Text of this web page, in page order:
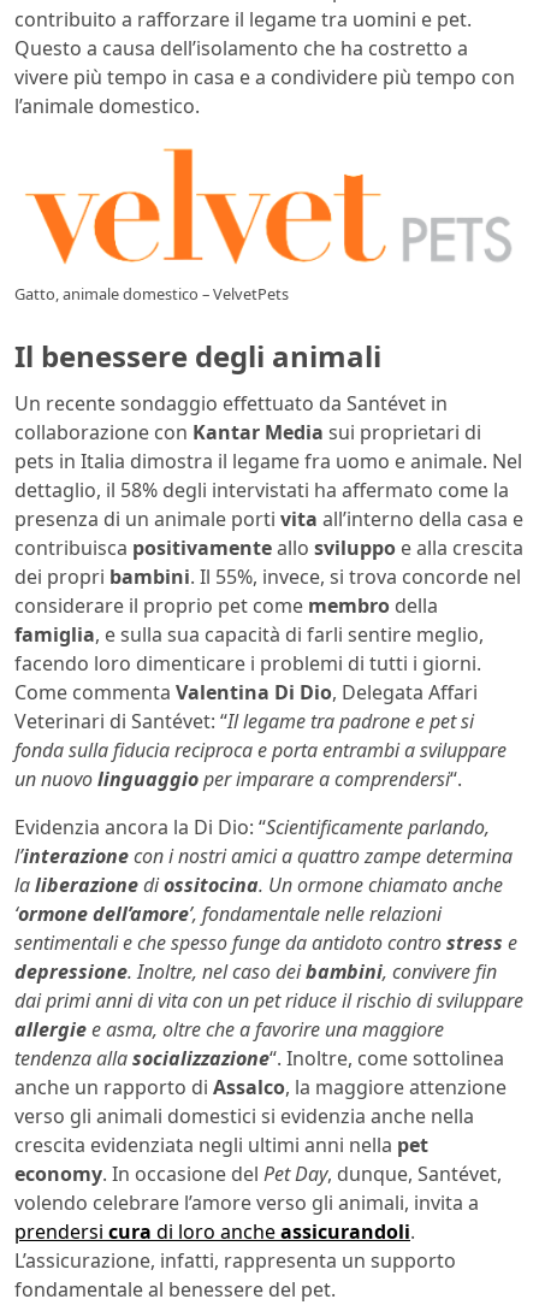
contribuito a rafforzare il legame tra uomini e pet.
Questo a causa dell’isolamento che ha costretto a
vivere più tempo in casa e a condividere più tempo con
l’animale domestico.
Gatto, animale domestico – VelvetPets
Il benessere degli animali
Un recente sondaggio effettuato da Santévet in
collaborazione con Kantar Media sui proprietari di
pets in Italia dimostra il legame fra uomo e animale. Nel
dettaglio, il 58% degli intervistati ha affermato come la
presenza di un animale porti vita all’interno della casa e
contribuisca positivamenteallo sviluppo e alla crescita
dei propri bambini. Il 55%, invece, si trova concorde nel
considerare il proprio pet come membro della
famiglia, e sulla sua capacità di farli sentire meglio,
facendo loro dimenticare i problemi di tutti i giorni.
Come commenta Valentina Di Dio, Delegata Affari
Veterinari di Santévet: “Il legame tra padrone e pet si
fonda sulla fiducia reciproca e porta entrambi a sviluppare
un nuovolinguaggioper imparare a comprendersi“.
Evidenzia ancora la Di Dio: “Scientificamente parlando,
l’interazionecon i nostri amici a quattro zampe determina
laliberazionediossitocina. Un ormone chiamato anche
‘ormone dell’amore’, fondamentale nelle relazioni
sentimentali e che spesso funge da antidoto controstress e
depressione. Inoltre, nel caso deibambini, convivere fin
dai primi anni di vita con un pet riduce il rischio di sviluppare
allergiee asma, oltre che a favorire una maggiore
tendenza allasocializzazione“. Inoltre, come sottolinea
anche un rapporto di Assalco, la maggiore attenzione
verso gli animali domestici si evidenzia anche nella
crescita evidenziata negli ultimi anni nella pet
economy. In occasione del Pet Day, dunque, Santévet,
volendo celebrare l’amore verso gli animali, invita a
prendersi cura di loro ancheassicurandoli.
L’assicurazione, infatti, rappresenta un supporto
fondamentale al benessere del pet.